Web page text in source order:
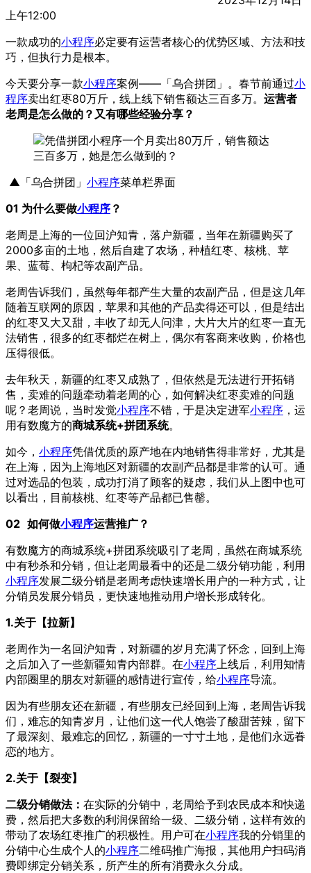
上午12:00
一款成功的小程序必定要有运营者核心的优势区域、方法和技
巧，但执行力是根本。
今天要分享一款小程序案例——「乌合拼团」。春节前通过小
程序卖出红枣80万斤，线上线下销售额达三百多万。 运营者
老周是怎么做的？又有哪些经验分享？
▲「乌合拼团」 小程序菜单栏界面
01 为什么要做小程序 ？
老周是上海的一位回沪知青，落户新疆，当年在新疆购买了
2000多亩的土地，然后自建了农场，种植红枣、核桃、苹
果、蓝莓、枸杞等农副产品。
老周告诉我们，虽然每年都产生大量的农副产品，但是这几年
随着互联网的原因，苹果和其他的产品卖得还可以，但是结出
的红枣又大又甜，丰收了却无人问津，大片大片的红枣一直无
法销售，很多的红枣都烂在树上，偶尔有客商来收购，价格也
压得很低。
去年秋天，新疆的红枣又成熟了，但依然是无法进行开拓销
售，卖难的问题牵动着老周的心，如何解决红枣卖难的问题
呢？老周说，当时发觉小程序不错，于是决定进军小程序 ，运
用有数魔方的商城系统+拼团系统。
如今， 小程序凭借优质的原产地在内地销售得非常好，尤其是
在上海，因为上海地区对新疆的农副产品都是非常的认可。通
过对选品的包装，成功打消了顾客的疑虑，我们从上图中也可
以看出，目前核桃、红枣等产品都已售罄。
02 如何做小程序运营推广？
有数魔方的商城系统+拼团系统吸引了老周，虽然在商城系统
中有秒杀和分销，但让老周最看中的还是二级分销功能，利用
小程序发展二级分销是老周考虑快速增长用户的一种方式，让
分销员发展分销员，更快速地推动用户增长形成转化。
1.关于【拉新】
老周作为一名回沪知青，对新疆的岁月充满了怀念，回到上海
之后加入了一些新疆知青内部群。在小程序 上线后，利用知情
内部圈里的朋友对新疆的感情进行宣传，给小程序导流。
因为有些朋友还在新疆，有些朋友已经回到上海，老周告诉我
们，难忘的知青岁月，让他们这一代人饱尝了酸甜苦辣，留下
了最深刻、最难忘的回忆，新疆的一寸寸土地，是他们永远眷
恋的地方。
2.关于【裂变】
二级分销做法： 在实际的分销中，老周给予到农民成本和快递
费，然后把大多数的利润保留给一级、二级分销，这样有效的
带动了农场红枣推广的积极性。用户可在小程序我的分销里的
分销中心生成个人的小程序二维码推广海报，其他用户扫码消
费即绑定分销关系，所产生的所有消费永久分成。